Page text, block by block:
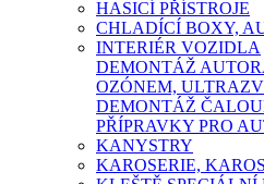
HASICÍ PŘÍSTROJE
CHLADÍCÍ BOXY,
INTERIÉR VOZIDLA
DEMONTÁŽ
OZÓNEM,
DEMONTÁŽ
PŘÍPRAVKY PRO
KANYSTRY
KAROSERIE,